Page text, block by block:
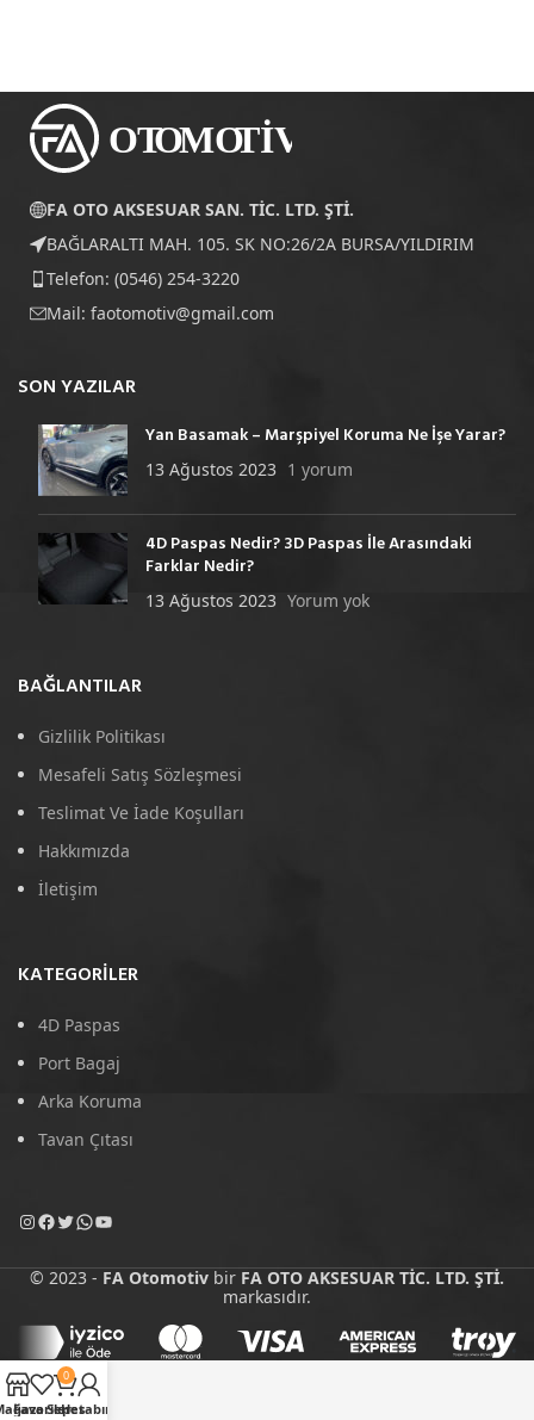
FA OTO AKSESUAR SAN. TİC. LTD. ŞTİ.
BAĞLARALTI MAH. 105. SK NO:26/2A BURSA/YILDIRIM
Telefon: (0546) 254-3220
Mail: faotomotiv@gmail.com
SON YAZILAR
Yan Basamak – Marşpiyel Koruma Ne İşe Yarar?
13 Ağustos 2023 1 yorum
4D Paspas Nedir? 3D Paspas İle Arasındaki
Farklar Nedir?
13 Ağustos 2023 Yorum yok
BAĞLANTILAR
Gizlilik Politikası
Mesafeli Satış Sözleşmesi
Teslimat Ve İade Koşulları
Hakkımızda
İletişim
KATEGORILER
4D Paspas
Port Bagaj
Arka Koruma
Tavan Çıtası
© 2023 - FA Otomotiv bir FA OTO AKSESUAR TİC. LTD. ŞTİ.
markasıdır.
Favoriler
0
Sepet
Hesabım